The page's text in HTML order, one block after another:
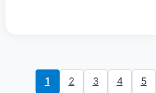
1 2 3 4 5